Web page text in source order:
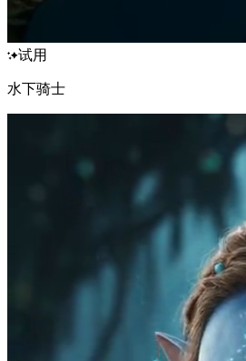
试用
水下骑士